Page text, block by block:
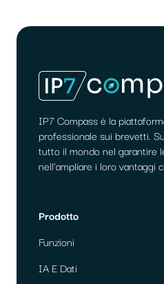
IP7 Compass è la
professionale sui brevetti.
tutto il mondo nel garantire
nell'ampliare i loro vantaggi
Prodotto
Funzioni
IA E Dati